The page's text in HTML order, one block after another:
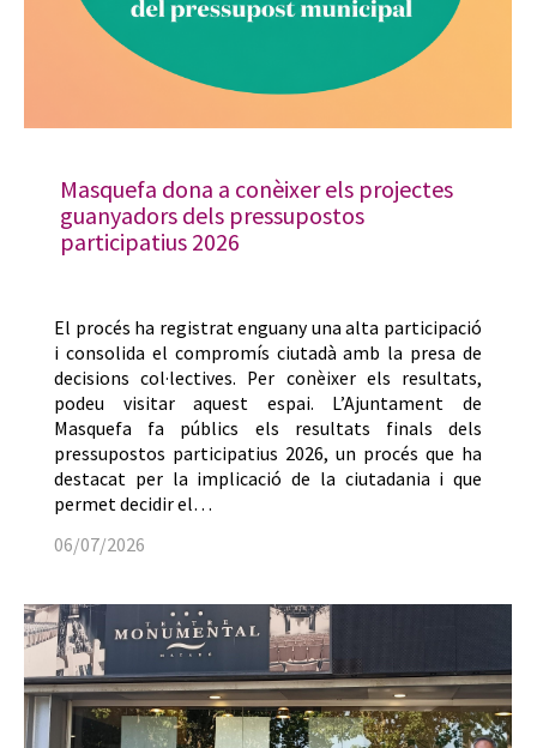
Masquefa dona a conèixer els projectes
guanyadors dels pressupostos
participatius 2026
El procés ha registrat enguany una alta participació
i consolida el compromís ciutadà amb la presa de
decisions col·lectives. Per conèixer els resultats,
podeu visitar aquest espai. L’Ajuntament de
Masquefa fa públics els resultats finals dels
pressupostos participatius 2026, un procés que ha
destacat per la implicació de la ciutadania i que
permet decidir el…
06/07/2026